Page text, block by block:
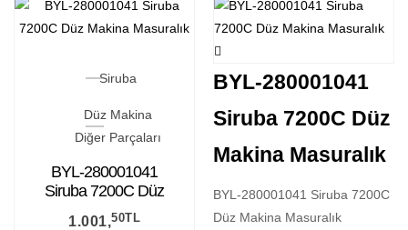
Siruba
Düz Makina
Diğer Parçaları
BYL-280001041
Siruba 7200C Düz
Makina Masuralık
1.001,50TL
BYL-280001041
Siruba 7200C Düz
Makina Masuralık
BYL-280001041 Siruba 7200C
Düz Makina Masuralık